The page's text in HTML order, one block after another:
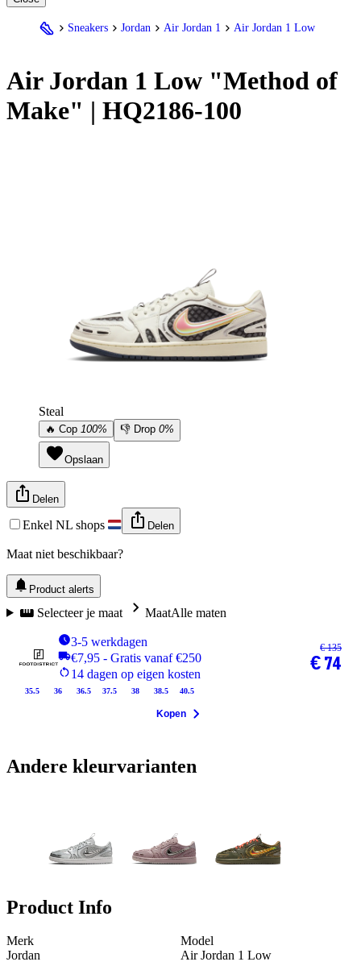
Sneakers Jordan Air Jordan 1 Air Jordan 1 Low
Air Jordan 1 Low "Method of
Make" | HQ2186-100
Steal
🔥 Cop 100% 👎 Drop 0%
Opslaan
Delen
Enkel NL shops Delen
Maat niet beschikbaar?
Product alerts
Selecteer je maat MaatAlle maten
3-5 werkdagen
€7,95 - Gratis vanaf €250
14 dagen op eigen kosten
35.5 36 36.5 37.5 38 38.5 40.5
€ 135
€ 74
Kopen
Andere kleurvarianten
Product Info
Merk
Jordan
Model
Air Jordan 1 Low